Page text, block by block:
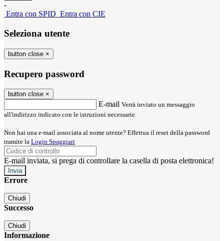
-
Entra con SPID Entra con CIE
Seleziona utente
button close ×
Recupero password
button close ×
E-mail Verrà inviato un messaggio
all'indirizzo indicato con le istruzioni necessarie.
Non hai una e-mail associata al nome utente? Effettua il reset della password
tramite la Login Spaggiari
E-mail inviata, si prega di controllare la casella di posta elettronica!
Errore
Chiudi
Successo
Chiudi
Informazione